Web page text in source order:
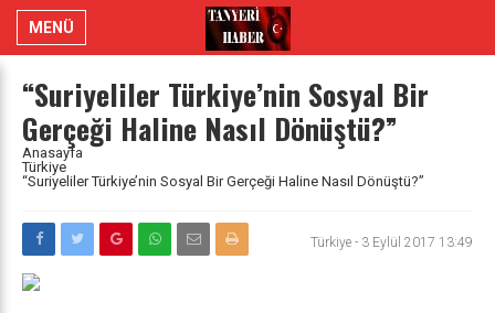
MENÜ
“Suriyeliler Türkiye’nin Sosyal Bir
Gerçeği Haline Nasıl Dönüştü?”
Anasayfa
Türkiye
“Suriyeliler Türkiye’nin Sosyal Bir Gerçeği Haline Nasıl Dönüştü?”
Türkiye - 3 Eylül 2017 13:49